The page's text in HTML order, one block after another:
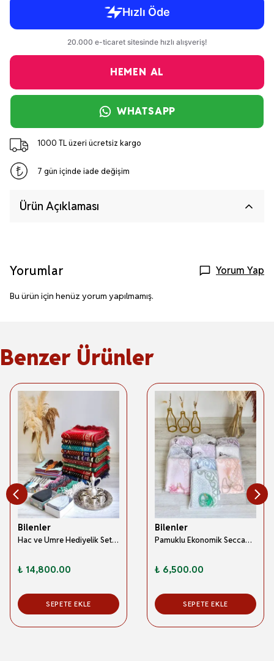
HEMEN AL
WHATSAPP
1000 TL üzeri ücretsiz kargo
7 gün içinde iade değişim
Ürün Açıklaması
Yorumlar Yorum Yap
Bu ürün için henüz yorum yapılmamış.
Benzer Ürünler
Bilenler
Hac ve Umre Hediyelik Seti 50 Kişilik Kadife Model-2
₺ 14,800.00
SEPETE EKLE
Bilenler
Pamuklu Ekonomik Seccade ve İnci Tesbih Seti 50 Kişilik
₺ 6,500.00
SEPETE EKLE